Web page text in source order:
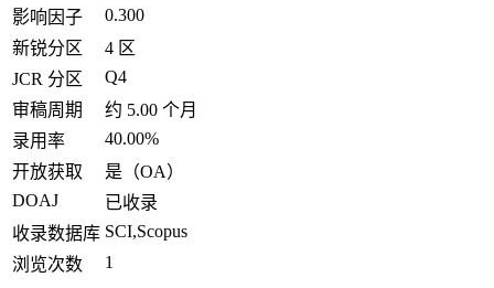
影响因子
0.300
新锐分区
4 区
JCR 分区
Q4
审稿周期
约 5.00 个月
录用率
40.00%
开放获取
是（OA）
DOAJ
已收录
收录数据库 SCI,Scopus
浏览次数
1